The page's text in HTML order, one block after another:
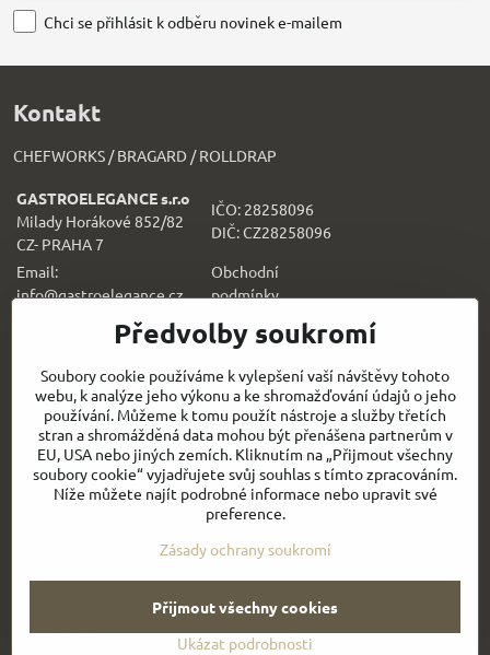
Chci se přihlásit k odběru novinek e-mailem
Kontakt
CHEFWORKS / BRAGARD / ROLLDRAP
GASTROELEGANCE s.r.o
Milady Horákové 852/82
CZ- PRAHA 7
IČO: 28258096
DIČ: CZ28258096
Email:
info@gastroelegance.cz
Obchodní
podmínky
Všechno k nákupu
Sledujte naše novinky i na sítích:
Facebook Instagram
Rychlý kontakt
©2026CopyrightPředvolby soukromíZásady ochrany soukromí
Předvolby soukromí
Soubory cookie používáme k vylepšení vaší návštěvy tohoto
webu, k analýze jeho výkonu a ke shromažďování údajů o jeho
používání. Můžeme k tomu použít nástroje a služby třetích
stran a shromážděná data mohou být přenášena partnerům v
EU, USA nebo jiných zemích. Kliknutím na „Přijmout všechny
soubory cookie“ vyjadřujete svůj souhlas s tímto zpracováním.
Níže můžete najít podrobné informace nebo upravit své
preference.
Zásady ochrany soukromí
Ukázat podrobnosti
Přijmout všechny cookies